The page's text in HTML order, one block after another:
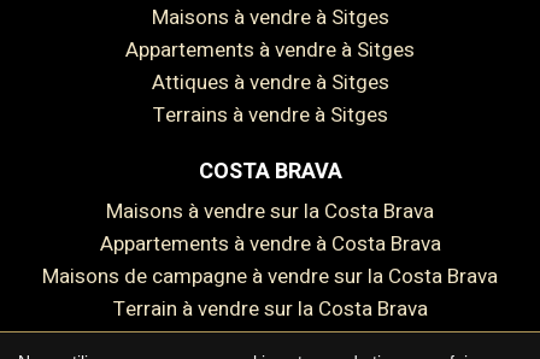
Maisons à vendre à Sitges
Appartements à vendre à Sitges
Attiques à vendre à Sitges
Terrains à vendre à Sitges
COSTA BRAVA
Maisons à vendre sur la Costa Brava
Appartements à vendre à Costa Brava
Maisons de campagne à vendre sur la Costa Brava
Terrain à vendre sur la Costa Brava
Enregistrer les paramètres Tout accepter